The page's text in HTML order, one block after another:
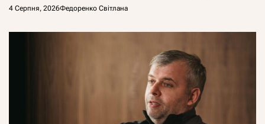
4 Серпня, 2026Федоренко Світлана